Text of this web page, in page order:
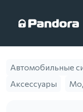
Автомобильные
Аксессуары